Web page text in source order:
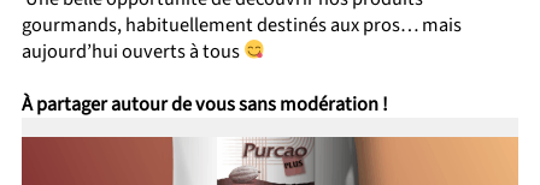
gourmands, habituellement destinés aux pros… mais
aujourd’hui ouverts à tous
Àpartager autour de vous sans modération !